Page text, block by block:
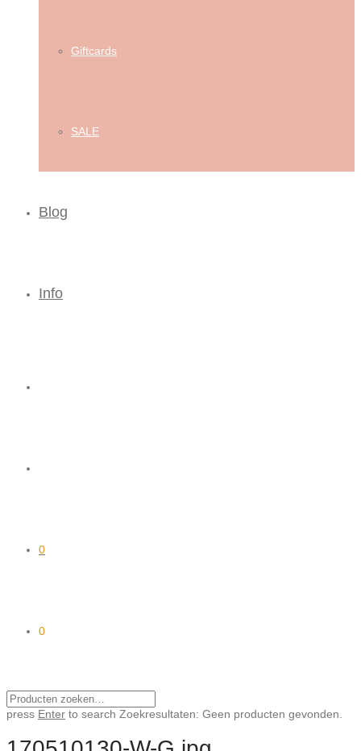
Giftcards
SALE
Blog
Info
0
0
press Enter to search Zoekresultaten: Geen producten gevonden.